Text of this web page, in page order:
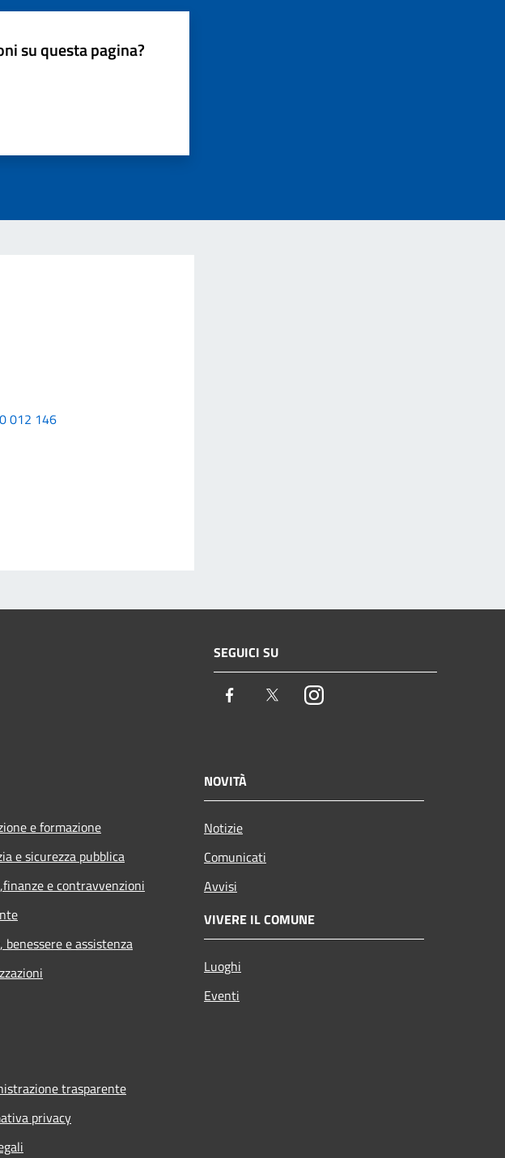
su questa pagina?
012 146
SEGUICI SU
Facebook TwitterInstagram
e formazione
e sicurezza pubblica
e contravvenzioni
benessere e assistenza
NOVITÀ
Notizie
Comunicati
Avvisi
VIVERE IL COMUNE
Luoghi
Eventi
trasparente
privacy